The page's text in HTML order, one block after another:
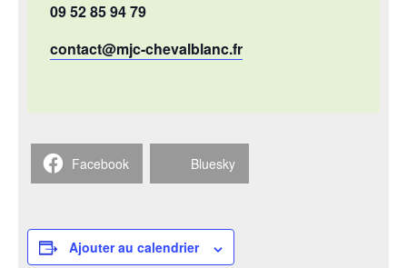
09 52 85 94 79
contact@mjc-chevalblanc.fr
Facebook Bluesky
Ajouter au calendrier